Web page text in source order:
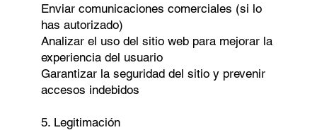
Enviar comunicaciones comerciales (si lo
has autorizado)
Analizar el uso del sitio web para mejorar la
experiencia del usuario
Garantizar la seguridad del sitio y prevenir
accesos indebidos
5. Legitimación